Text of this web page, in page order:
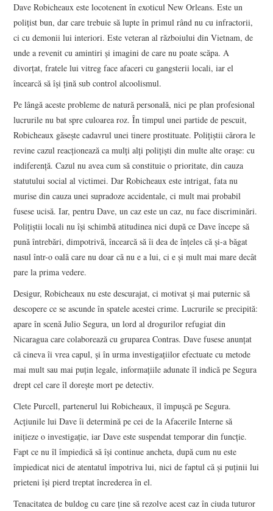
Dave Robicheaux este locotenent în exoticul New Orleans. Este un
poliţist bun, dar care trebuie să lupte în primul rând nu cu infractorii,
ci cu demonii lui interiori. Este veteran al războiului din Vietnam, de
unde a revenit cu amintiri şi imagini de care nu poate scăpa. A
divorţat, fratele lui vitreg face afaceri cu gangsterii locali, iar el
încearcă să îşi ţină sub control alcoolismul.
Pe lângă aceste probleme de natură personală, nici pe plan profesional
lucrurile nu bat spre culoarea roz. În timpul unei partide de pescuit,
Robicheaux găseşte cadavrul unei tinere prostituate. Poliţiştii cărora le
revine cazul reacţionează ca mulţi alţi poliţişti din multe alte oraşe: cu
indiferenţă. Cazul nu avea cum să constituie o prioritate, din cauza
statutului social al victimei. Dar Robicheaux este intrigat, fata nu
murise din cauza unei supradoze accidentale, ci mult mai probabil
fusese ucisă. Iar, pentru Dave, un caz este un caz, nu face discriminări.
Poliţiştii locali nu îşi schimbă atitudinea nici după ce Dave începe să
pună întrebări, dimpotrivă, încearcă să îi dea de înţeles că şi-a băgat
nasul într-o oală care nu doar că nu e a lui, ci e şi mult mai mare decât
pare la prima vedere.
Desigur, Robicheaux nu este descurajat, ci motivat şi mai puternic să
descopere ce se ascunde în spatele acestei crime. Lucrurile se precipită:
apare în scenă Julio Segura, un lord al drogurilor refugiat din
Nicaragua care colaborează cu gruparea Contras. Dave fusese anunţat
că cineva îi vrea capul, şi în urma investigaţiilor efectuate cu metode
mai mult sau mai puţin legale, informaţiile adunate îl indică pe Segura
drept cel care îl doreşte mort pe detectiv.
Clete Purcell, partenerul lui Robicheaux, îl împuşcă pe Segura.
Acţiunile lui Dave îi determină pe cei de la Afacerile Interne să
iniţieze o investigaţie, iar Dave este suspendat temporar din funcţie.
Fapt ce nu îl împiedică să îşi continue ancheta, după cum nu este
împiedicat nici de atentatul împotriva lui, nici de faptul că şi puţinii lui
prieteni îşi pierd treptat încrederea în el.
Tenacitatea de buldog cu care ţine să rezolve acest caz în ciuda tuturor